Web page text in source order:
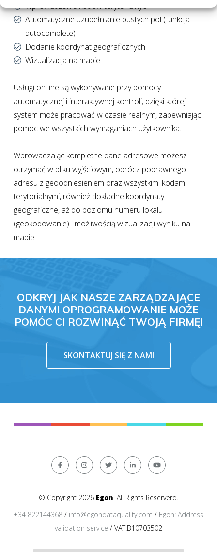
Wprowadzanie kodów terytorialnych
Automatyczne uzupełnianie pustych pól (funkcja
autocomplete)
Dodanie koordynat geograficznych
Wizualizacja na mapie
Usługi on line są wykonywane przy pomocy
automatycznej i interaktywnej kontroli, dzięki której
system może pracować w czasie realnym, zapewniając
pomoc we wszystkich wymaganiach użytkownika.
Wprowadzając kompletne dane adresowe możesz
otrzymać w pliku wyjściowym, oprócz poprawnego
adresu z geoodniesieniem oraz wszystkimi kodami
terytorialnymi, również dokładne koordynaty
geograficzne, aż do poziomu numeru lokalu
(geokodowanie) i możliwością wizualizacji wyniku na
mapie.
ODKRYJ JAK NASZE ZARZĄDZAJĄCE
DANYMI OPROGRAMOWANIE MOŻE
POMÓC CI ROZWINĄĆ TWOJĄ FIRMĘ!
SKONTAKTUJ SIĘ Z NAMI
© Copyright 2026 Egon. All Rights Reserverd.
+34 822144368 / info@egondataquality.com / Egon: Address
validation service / VAT:B10703502